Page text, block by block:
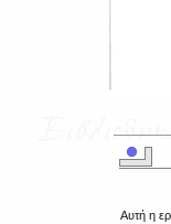
Αυτή η